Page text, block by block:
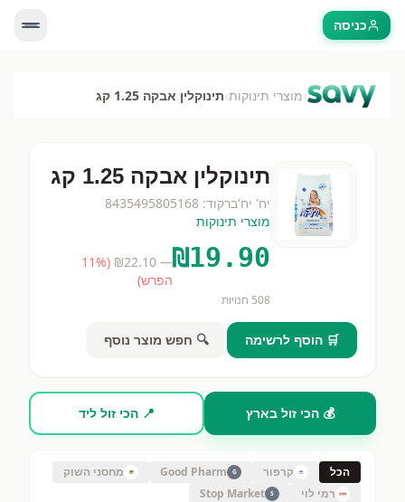
כניסה
›מוצרי תינוקות›תינוקלין אבקה 1.25 קג
תינוקלין אבקה 1.25 קג
יח' יח'ברקוד: 8435495805168
מוצרי תינוקות
₪19.90
— ₪
22.10
(
11%
הפרש)
508 חנויות
🛒 הוסף לרשימה 🔍 חפש מוצר נוסף
💰 הכי זול בארץ 📍 הכי זול ליד
הכל קרפור G
Good Pharm
מחסני השוק
רמי לוי
S
Stop Market